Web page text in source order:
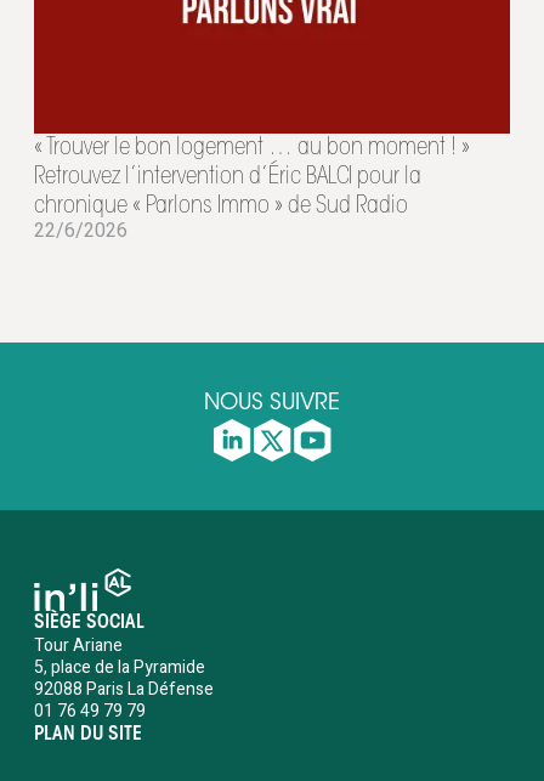
« Trouver le bon logement … au bon moment ! »
Retrouvez l’intervention d’Éric BALCI pour la
chronique « Parlons Immo » de Sud Radio
22/6/2026
NOUS SUIVRE
SIÈGE SOCIAL
Tour Ariane
5, place de la Pyramide
92088 Paris La Défense
01 76 49 79 79
PLAN DU SITE